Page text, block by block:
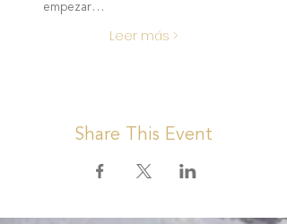
empezar…
Leer más >
Share This Event